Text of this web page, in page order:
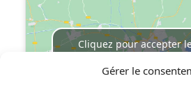
Gérer le
Cliquez pour accepter